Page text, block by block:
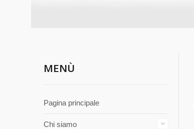
MENÙ
Pagina principale
Chi siamo